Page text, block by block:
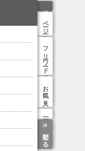
ページ一覧
フリーワード検索
お気に入り
閉じる